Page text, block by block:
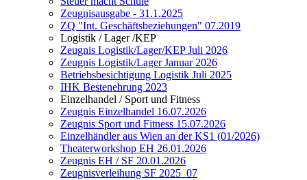
Zeugnisausgabe - 31.1.2025
ZQ "Int. Geschäftsbeziehungen" 07.2019
Logistik / Lager /KEP
Zeugnis Logistik/Lager/KEP Juli 2026
Zeugnis Logistik/Lager Januar 2026
Betriebsbesichtigung Logistik Juli 2025
IHK Bestenehrung 2023
Einzelhandel / Sport und Fitness
Zeugnis Einzelhandel 16.07.2026
Zeugnis Sport und Fitness 15.07.2026
Einzelhändler aus Wien an der KS1 (01/2026)
Theaterworkshop EH 26.01.2026
Zeugnis EH / SF 20.01.2026
Zeugnisverleihung SF 2025_07